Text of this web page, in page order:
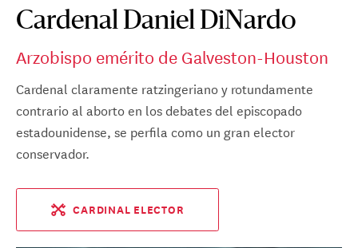
Cardenal Daniel DiNardo
Arzobispo emérito de Galveston-Houston
Cardenal claramente ratzingeriano y rotundamente
contrario al aborto en los debates del episcopado
estadounidense, se perfila como un gran elector
conservador.
CARDINAL ELECTOR